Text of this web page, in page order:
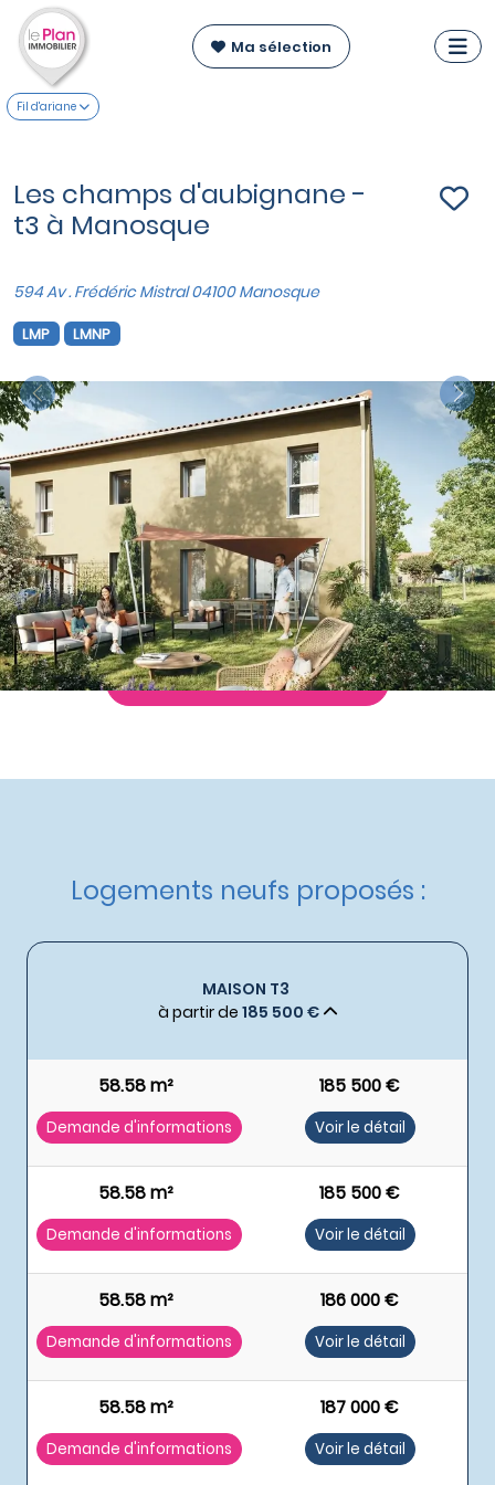
Ma sélection
Fil d'ariane
Les champs d'aubignane -
t3 à Manosque
594 Av . Frédéric Mistral 04100 Manosque
LMP LMNP
Previous
Next
VOIR SUR LA CARTE
Maisons du T3 au T4
à partir de
185 500 €
Nos autres maisons neuvesà Manosque
Livraison :4ème trimestre 2028
Etat d'avancement : Avant première
Éligible :TVA réduite,Statut LMP,Statut LMNP
Demande de documentation
Logements neufs proposés :
MAISON T3
à partir de 185 500 €
58.58 m² 185 500 €
Demande d'informations Voir le détail
58.58 m² 185 500 €
Demande d'informations Voir le détail
58.58 m² 186 000 €
Demande d'informations Voir le détail
58.58 m² 187 000 €
Demande d'informations Voir le détail